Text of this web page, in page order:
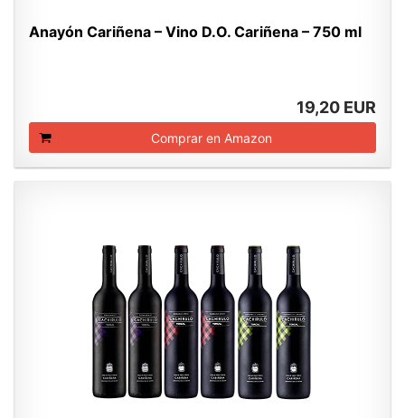
Anayón Cariñena – Vino D.O. Cariñena – 750 ml
19,20 EUR
Comprar en Amazon